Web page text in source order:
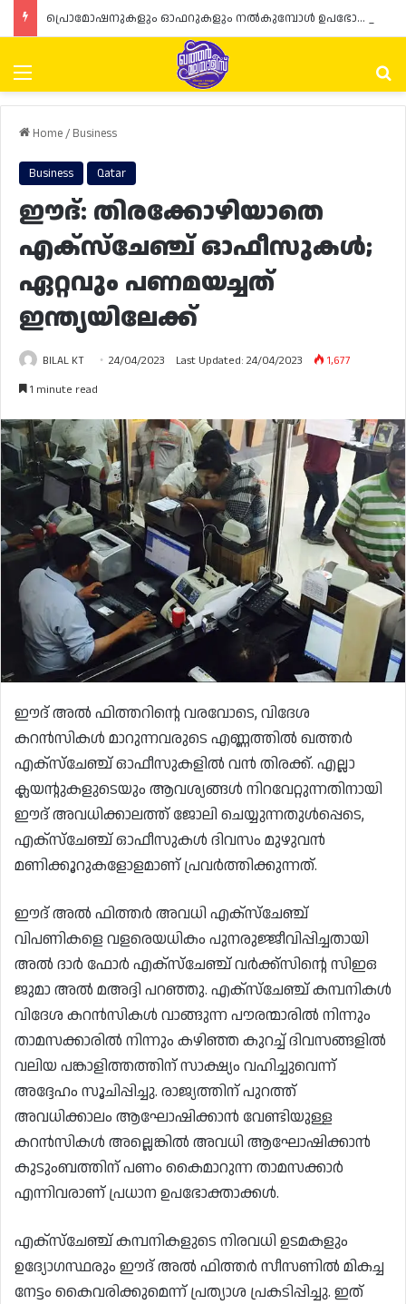
പ്രൊമോഷനുകളും ഓഫറുകളും നൽകുമ്പോൾ ഉപഭോക്താക്കളുടെ അവകാശങ്ങൾ ഉറപ്പാക്കണമെന്ന് ഖത്തർ വാണിജ്യ വ്യവസായ മന്ത്രാലയത്തിന്റെ (MoCI) നിർദ്ദേശം
Menu
Home/ Business
Business Qatar
ഈദ്: തിരക്കോഴിയാതെ
എക്സ്ചേഞ്ച് ഓഫീസുകൾ;
ഏറ്റവും പണമയച്ചത്
ഇന്ത്യയിലേക്ക്
BILAL KT 24/04/2023 Last Updated: 24/04/2023
1,677
1 minute read
ഈദ് അൽ ഫിത്തറിന്റെ വരവോടെ, വിദേശ
കറൻസികൾ മാറുന്നവരുടെ എണ്ണത്തിൽ ഖത്തർ
എക്‌സ്‌ചേഞ്ച് ഓഫീസുകളിൽ വൻ തിരക്ക്. എല്ലാ
ക്ലയന്റുകളുടെയും ആവശ്യങ്ങൾ നിറവേറ്റുന്നതിനായി
ഈദ് അവധിക്കാലത്ത് ജോലി ചെയ്യുന്നതുൾപ്പെടെ,
എക്സ്ചേഞ്ച് ഓഫീസുകൾ ദിവസം മുഴുവൻ
മണിക്കൂറുകളോളമാണ് പ്രവർത്തിക്കുന്നത്.
ഈദ് അൽ ഫിത്തർ അവധി എക്‌സ്‌ചേഞ്ച്
വിപണികളെ വളരെയധികം പുനരുജ്ജീവിപ്പിച്ചതായി
അൽ ദാർ ഫോർ എക്‌സ്‌ചേഞ്ച് വർക്ക്‌സിന്റെ സിഇഒ
ജുമാ അൽ മഅദ്ദി പറഞ്ഞു. എക്‌സ്‌ചേഞ്ച് കമ്പനികൾ
വിദേശ കറൻസികൾ വാങ്ങുന്ന പൗരന്മാരിൽ നിന്നും
താമസക്കാരിൽ നിന്നും കഴിഞ്ഞ കുറച്ച് ദിവസങ്ങളിൽ
വലിയ പങ്കാളിത്തത്തിന് സാക്ഷ്യം വഹിച്ചുവെന്ന്
അദ്ദേഹം സൂചിപ്പിച്ചു. രാജ്യത്തിന് പുറത്ത്
അവധിക്കാലം ആഘോഷിക്കാൻ വേണ്ടിയുള്ള
കറൻസികൾ അല്ലെങ്കിൽ അവധി ആഘോഷിക്കാൻ
കുടുംബത്തിന് പണം കൈമാറുന്ന താമസക്കാർ
എന്നിവരാണ് പ്രധാന ഉപഭോക്താക്കൾ.
എക്‌സ്‌ചേഞ്ച് കമ്പനികളുടെ നിരവധി ഉടമകളും
ഉദ്യോഗസ്ഥരും ഈദ് അൽ ഫിത്തർ സീസണിൽ മികച്ച
നേട്ടം കൈവരിക്കുമെന്ന് പ്രത്യാശ പ്രകടിപ്പിച്ചു. ഇത്